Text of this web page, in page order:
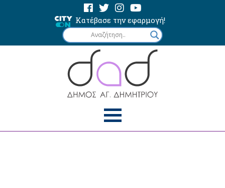
Κατέβασε την εφαρμογή!